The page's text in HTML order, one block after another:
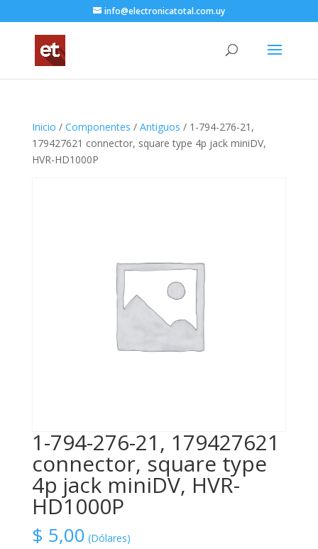
info@electronicatotal.com.uy
Inicio / Componentes / Antiguos / 1-794-276-21,
179427621 connector, square type 4p jack miniDV,
HVR-HD1000P
1-794-276-21, 179427621
connector, square type
4p jack miniDV, HVR-
HD1000P
$ 5,00 (Dólares)